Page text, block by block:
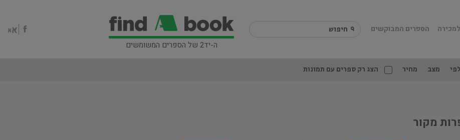
ה-יד2 של הספרים המשומשים
הספרים המבוקשים
מצב מחיר הצג רק ספרים עם תמונות
מקור